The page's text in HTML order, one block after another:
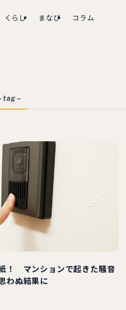
くらし まなび コラム
tag –
！ マンションで起きた騒音
わぬ結果に